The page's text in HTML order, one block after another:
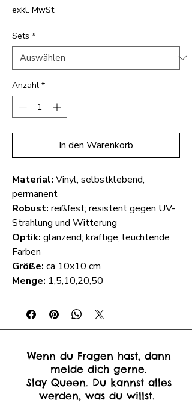
exkl. MwSt.
Sets *
Anzahl *
In den Warenkorb
Material: Vinyl, selbstklebend,
permanent
Robust: reißfest; resistent gegen UV-
Strahlung und Witterung
Optik: glänzend; kräftige, leuchtende
Farben
Größe: ca 10x10 cm
Menge: 1,5,10,20,50
Wenn du Fragen hast, dann
melde dich gerne.
Slay Queen. Du kannst alles
werden, was du willst.